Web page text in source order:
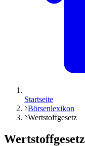
Startseite
Börsenlexikon
Wertstoffgesetz
Wertstoffgesetz